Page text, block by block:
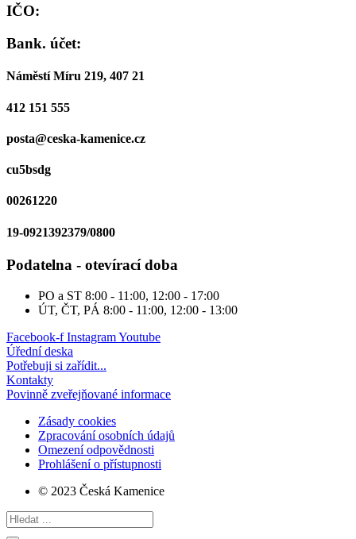
IČO:
Bank. účet:
Náměstí Míru 219, 407 21
412 151 555
posta@ceska-kamenice.cz
cu5bsdg
00261220
19-0921392379/0800
Podatelna - otevírací doba
PO a ST 8:00 - 11:00, 12:00 - 17:00
ÚT, ČT, PÁ 8:00 - 11:00, 12:00 - 13:00
Facebook-f InstagramYoutube
Úřední deska
Potřebuji si zařídit...
Kontakty
Povinně zveřejňované informace
Zásady cookies
Zpracování osobních údajů
Omezení odpovědnosti
Prohlášení o přístupnosti
© 2023 Česká Kamenice
Search
...